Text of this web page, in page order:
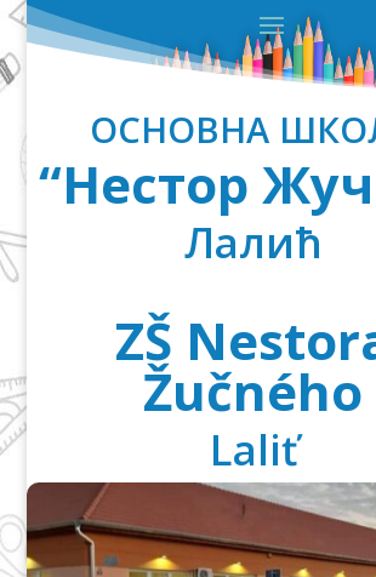
ОСНОВНА
“Нестор
Лалић
ZŠ
Žučného
Laliť